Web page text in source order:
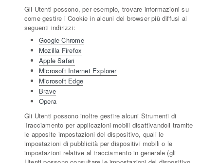
Gli Utenti possono, per esempio, trovare informazioni su
come gestire i Cookie in alcuni dei browser più diffusi ai
seguenti indirizzi:
Google Chrome
Mozilla Firefox
Apple Safari
Microsoft Internet Explorer
Microsoft Edge
Brave
Opera
Gli Utenti possono inoltre gestire alcuni Strumenti di
Tracciamento per applicazioni mobili disattivandoli tramite
le apposite impostazioni del dispositivo, quali le
impostazioni di pubblicità per dispositivi mobili o le
impostazioni relative al tracciamento in generale (gli